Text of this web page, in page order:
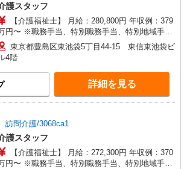
護スタッフ
【介護福祉士】 月給：280,800円 年収例：379
職務手当、特別職務手当、特別地域手
当、（東京都）居住支援特別手当、日祝手当（月
均2回分）、在宅手当（月平均20回分）等、毎月
平均的に支払われる手当を含みます。 ■深夜勤手
別途支給：4,000円/回 ■オンコール手当（1,000
/日）あり ※居住支援特別手当は勤続5年目まで
方はさらに1万円支給（再入社は除く） ◎賞
外手当支給（超過1分〜）
東京都豊島区東池袋5丁目44-15 東信東池袋ビ
4階
詳細を見る
問介護/3068ca1
護スタッフ
【介護福祉士】 月給：272,300円 年収例：370
職務手当、特別職務手当、特別地域手